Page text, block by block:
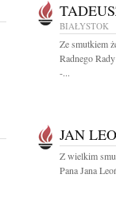
BIAŁYSTOK
Ze smutkiem
Radnego
-...
JAN
Z wielkim
Pana Jana